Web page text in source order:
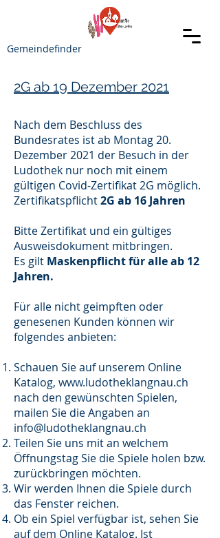
Gemeindefinder
2G ab 19 Dezember 2021
Nach dem Beschluss des
Bundesrates ist ab Montag 20.
Dezember 2021 der Besuch in der
Ludothek nur noch mit einem
gültigen Covid-Zertifikat 2G möglich.
Zertifikatspflicht2G ab 16 Jahren
Bitte Zertifikat und ein gültiges
Ausweisdokument mitbringen.
Es gilt Maskenpflicht für alle ab 12
Jahren.
Für alle nicht geimpften oder
genesenen Kunden können wir
folgendes anbieten:
Schauen Sie auf unserem Online
Katalog, www.ludotheklangnau.ch
nach den gewünschten Spielen,
mailen Sie die Angaben an
info@ludotheklangnau.ch
Teilen Sie uns mit an welchem
Öffnungstag Sie die Spiele holen bzw.
zurückbringen möchten.
Wir werden Ihnen die Spiele durch
das Fenster reichen.
Ob ein Spiel verfügbar ist, sehen Sie
auf dem Online Katalog. Ist